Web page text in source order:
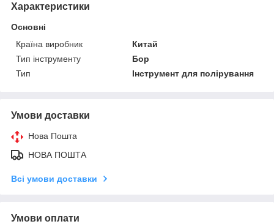
Характеристики
Основні
Країна виробник
Китай
Тип інструменту
Бор
Тип
Інструмент для полірування
Умови доставки
Нова Пошта
НОВА ПОШТА
Всі умови доставки
Умови оплати